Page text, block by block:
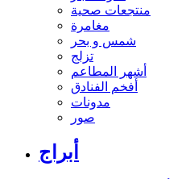
منتجعات صحية
مغامرة
شمس و بحر
تزلج
أشهر المطاعم
أفخم الفنادق
مدونات
صور
أبراج